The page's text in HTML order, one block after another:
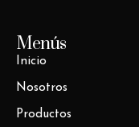
Menús
Inicio
Nosotros
Productos